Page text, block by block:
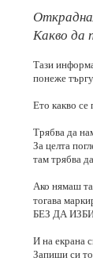
Какво да
Тази
понеже
Ето какво се
Трябва да
За целта
там трябва
Ако нямаш
тогава
БЕЗ ДА
И на екрана
Запиши си